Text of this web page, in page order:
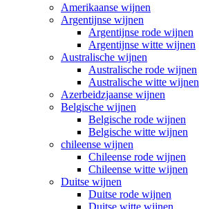
Amerikaanse wijnen
Argentijnse wijnen
Argentijnse rode wijnen
Argentijnse witte wijnen
Australische wijnen
Australische rode wijnen
Australische witte wijnen
Azerbeidzjaanse wijnen
Belgische wijnen
Belgische rode wijnen
Belgische witte wijnen
chileense wijnen
Chileense rode wijnen
Chileense witte wijnen
Duitse wijnen
Duitse rode wijnen
Duitse witte wijnen